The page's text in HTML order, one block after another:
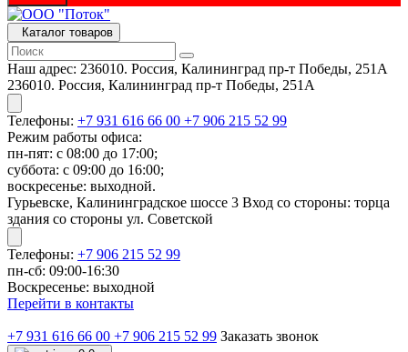
Каталог товаров
Наш адрес: 236010. Россия, Калининград пр-т Победы, 251А
236010. Россия, Калининград пр-т Победы, 251А
Телефоны: +7 931 616 66 00 +7 906 215 52 99
Режим работы офиса:
пн-пят: с 08:00 до 17:00;
суббота: с 09:00 до 16:00;
воскресенье: выходной.
Гурьевске, Калининградское шоссе 3 Вход со стороны: торца
здания со стороны ул. Советской
Телефоны: +7 906 215 52 99
пн-сб: 09:00-16:30
Воскресенье: выходной
Перейти в контакты
+7 931 616 66 00 +7 906 215 52 99 Заказать звонок